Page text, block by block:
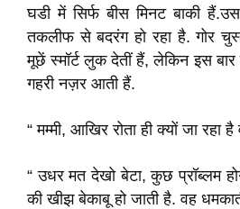
घडी में सिर्फ बीस मिनट बाकी
तकलीफ से बदरंग हो रहा है. गोर
मूछें स्मॉर्ट लुक देतीं हैं, लेकिन इस बार
गहरी नज़र आती हैं.
“ मम्मी, आखिर रोता ही क्यों जा रहा
“ उधर मत देखो बेटा, कुछ प्रॉब्लम
की खीझ बेकाबू हो जाती है. वह